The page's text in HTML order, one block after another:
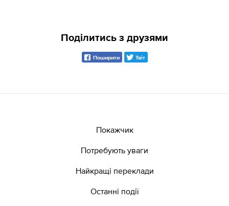
Поділитись з друзями
Поширити Твіт
Покажчик
Потребують уваги
Найкращі переклади
Останні події